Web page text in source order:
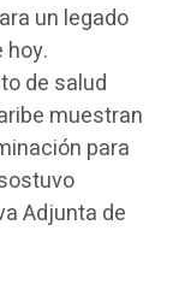
un legado
hoy.
de salud
muestran
para
Adjunta de